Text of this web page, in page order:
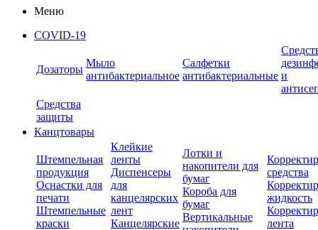
Меню
COVID-19
Дозаторы
Мыло
антибактериальное
Салфетки
антибактериальные и
Средства
защиты
Канцтовары
Штемпельная
продукция
Оснастки для
печати
Штемпельные
краски
Клейкие
ленты
Диспенсеры
для
канцелярских
лент
Канцелярские
Лотки и
накопители для
бумаг
Короба для
бумаг
Вертикальные
средства
жидкость
лента